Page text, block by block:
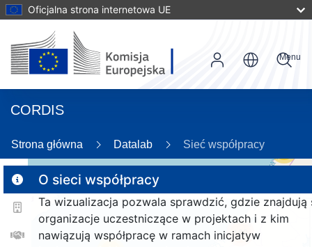
Oficjalna strona internetowa UE
CORDIS
Menu
Strona główna Datalab Sieć współpracy
O sieci współpracy
Ta wizualizacja pozwala sprawdzić, gdzie znajdują
organizacje uczestniczące w projektach i z kim
nawiązują współpracę w ramach inicjatyw
168